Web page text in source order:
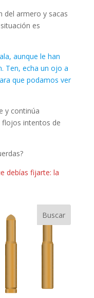
del armero y sacas
es
aunque le han
Ten, echa un ojo a
que podamos ver
y continúa
flojos intentos de
debías fijarte: la